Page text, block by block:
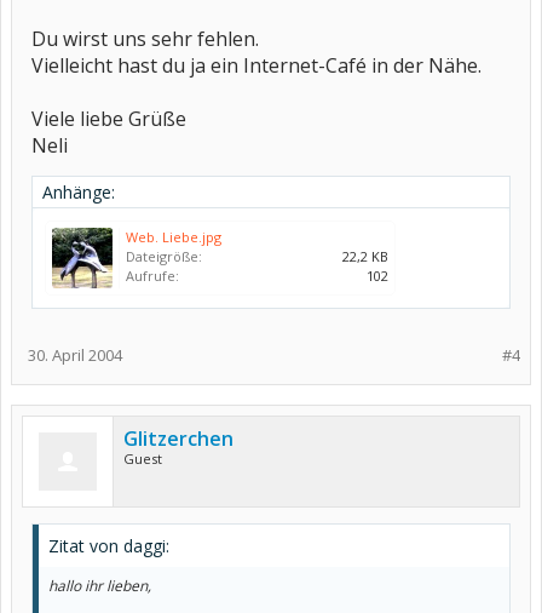
Du wirst uns sehr fehlen.
Vielleicht hast du ja ein Internet-Café in der Nähe.
Viele liebe Grüße
Neli
Anhänge:
Web. Liebe.jpg
Dateigröße:
22,2 KB
Aufrufe:
102
#4
30. April 2004
Glitzerchen
Guest
Zitat von daggi:
hallo ihr lieben,